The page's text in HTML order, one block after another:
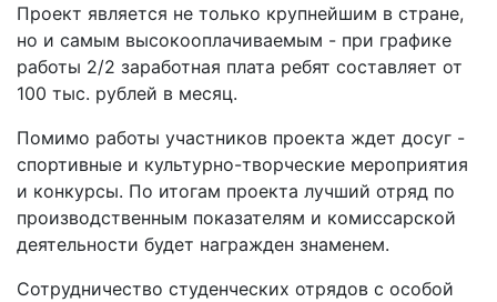
Проект является не только крупнейшим в стране,
но и самым высокооплачиваемым - при графике
работы 2/2 заработная плата ребят составляет от
100 тыс. рублей в месяц.
Помимо работы участников проекта ждет досуг -
спортивные и культурно-творческие мероприятия
и конкурсы. По итогам проекта лучший отряд по
производственным показателям и комиссарской
деятельности будет награжден знаменем.
Сотрудничество студенческих отрядов с особой